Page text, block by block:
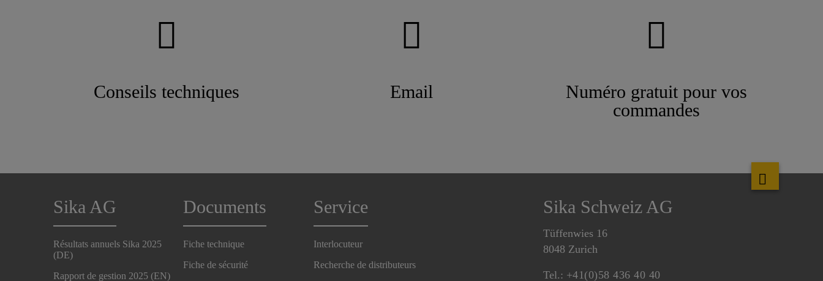
Conseils techniques Email
Numéro gratuit pour vos
commandes
Sika AG
Résultats annuels Sika 2025
(DE)
Rapport de gestion 2025 (EN)
Documents
Fiche technique
Fiche de sécurité
Service
Interlocuteur
Recherche de distributeurs
Sika Schweiz AG
Tüffenwies 16
8048 Zurich
Tel.: +41(0)58 436 40 40